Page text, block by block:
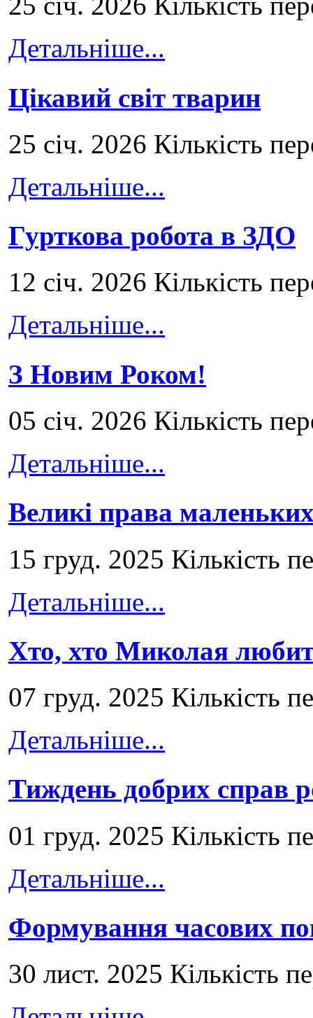
Детальніше...
Цікавий світ тварин
25 січ. 2026 Кількість
Детальніше...
Гурткова робота в ЗДО
12 січ. 2026 Кількість
Детальніше...
З Новим Роком!
05 січ. 2026 Кількість
Детальніше...
Великі права маленьких
15 груд. 2025 Кількість
Детальніше...
Хто, хто Миколая
07 груд. 2025 Кількість
Детальніше...
Тиждень добрих справ
01 груд. 2025 Кількість
Детальніше...
Формування часових
30 лист. 2025 Кількість